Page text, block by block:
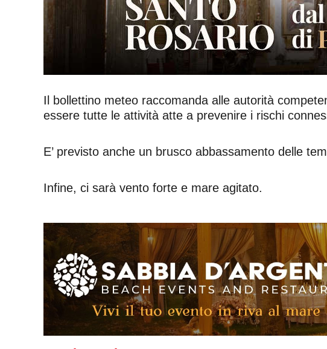
Il bollettino meteo raccomanda alle autorità
essere tutte le attività atte a prevenire i rischi
E’ previsto anche un brusco abbassamento delle
Infine, ci sarà vento forte e mare agitato.